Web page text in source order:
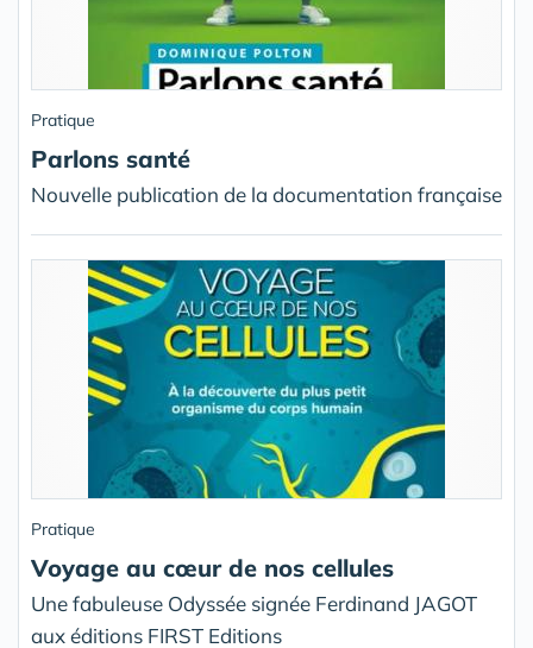
Pratique
Parlons santé
Nouvelle publication de la documentation française
Pratique
Voyage au cœur de nos cellules
Une fabuleuse Odyssée signée Ferdinand JAGOT
aux éditions FIRST Editions